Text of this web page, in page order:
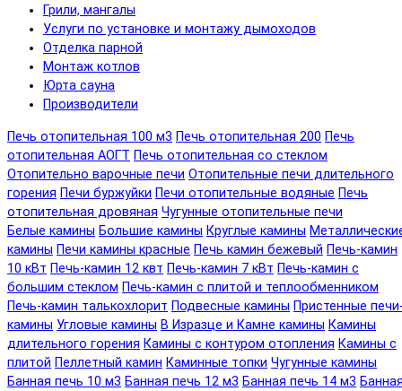
Грили, мангалы
Услуги по установке и монтажу дымоходов
Отделка парной
Монтаж котлов
Юрта сауна
Производители
Печь отопительная 100 м3 Печь отопительная 200 Печь
отопительная АОГТ Печь отопительная со стеклом
Отопительно варочные печи Отопительные печи длительного
горения Печи буржуйки Печи отопительные водяные Печь
отопительная дровяная Чугунные отопительные печи
Белые камины Большие камины Круглые камины
камины Печи камины красные Печь камин бежевый Печь-камин
10 кВт Печь-камин 12 квт Печь-камин 7 кВт Печь-камин с
большим стеклом Печь-камин с плитой и теплообменником
Печь-камин талькохлорит Подвесные камины Пристенные
камины Угловые камины В Изразце и Камне камины Камины
длительного горения Камины с контуром отопления Камины с
плитой Пеллетный камин Каминные топки Чугунные камины
Банная печь 10 м3 Банная печь 12 м3 Банная печь 14 м3